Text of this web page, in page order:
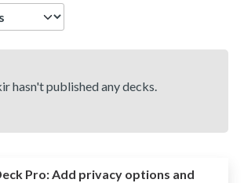
hasn't published any decks.
Pro:Add privacy options and